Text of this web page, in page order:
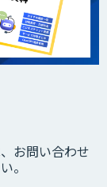
お問い合わせ
。